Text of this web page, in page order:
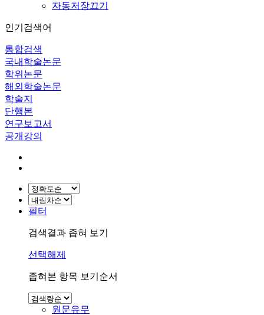
자동저장끄기
인기검색어
통합검색
국내학술논문
학위논문
해외학술논문
학술지
단행본
연구보고서
공개강의
필터
검색결과 좁혀 보기
선택해제
좁혀본 항목 보기순서
원문유무